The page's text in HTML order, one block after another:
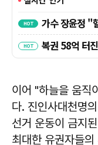
이어 "하늘을 움직
다. 진인사대천명
선거 운동이 금지
최대한 유권자들